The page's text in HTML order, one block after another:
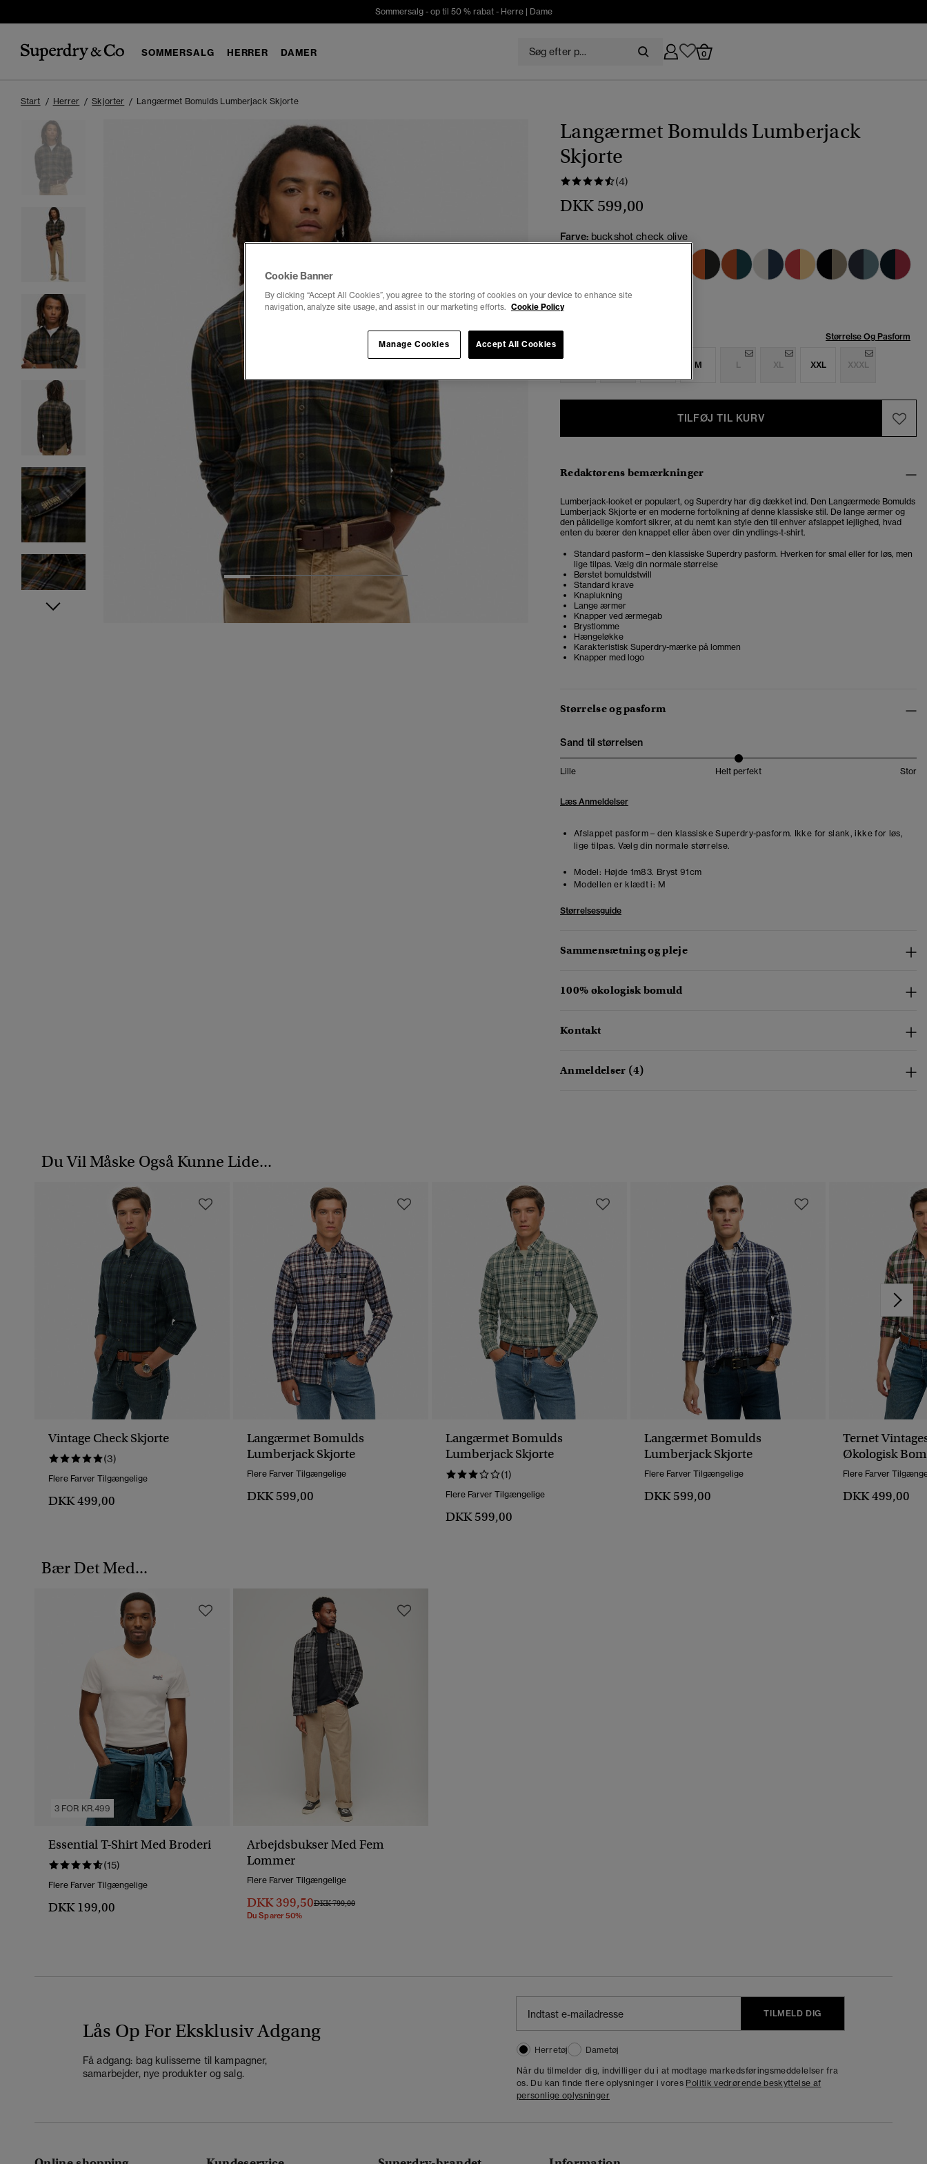
Sommersalg - op til 50 % rabat - Herre| Dame
SOMMERSALG HERRER DAMER 0
Start Herrer Skjorter Langærmet Bomulds Lumberjack Skjorte
1 2 3
Langærmet Bomulds Lumberjack
Skjorte
(4)
DKK 599,00
Farve: buckshot check olive
valgt
Vælg Størrelse: Størrelse Og Pasform
M L XL XXL XXXL
TILFØJ TIL KURV
Redaktørens bemærkninger
Lumberjack-looket er populært, og Superdry har dig dækket ind. Den Langærmede Bomulds
Lumberjack Skjorte er en moderne fortolkning af denne klassiske stil. De lange ærmer og
den pålidelige komfort sikrer, at du nemt kan style den til enhver afslappet lejlighed, hvad
enten du bærer den knappet eller åben over din yndlings-t-shirt.
Standard pasform – den klassiske Superdry pasform. Hverken for smal eller for løs, men
lige tilpas. Vælg din normale størrelse
Børstet bomuldstwill
Standard krave
Knaplukning
Lange ærmer
Knapper ved ærmegab
Brystlomme
Hængeløkke
Karakteristisk Superdry-mærke på lommen
Knapper med logo
Størrelse og pasform
Sand til størrelsen
Lille Helt perfekt Stor
Læs Anmeldelser
Afslappet pasform – den klassiske Superdry-pasform. Ikke for slank, ikke for løs,
lige tilpas. Vælg din normale størrelse.
Model: Højde 1m83. Bryst 91cm
Modellen er klædt i: M
Størrelsesguide
Sammensætning og pleje
100% økologisk bomuld
Kontakt
Anmeldelser (4)
Du Vil Måske Også Kunne Lide...
Vintage Check Skjorte
(3)
Flere Farver Tilgængelige
DKK 499,00
Langærmet Bomulds
Lumberjack Skjorte
Flere Farver Tilgængelige
DKK 599,00
Langærmet Bomulds
Lumberjack Skjorte
(1)
Flere Farver Tilgængelige
DKK 599,00
Langærmet Bomulds
Lumberjack Skjorte
Flere Farver Tilgængelige
DKK 599,00
Ternet
Økologisk
Flere Farver
DKK 499,00
Bær Det Med...
3 FOR KR.499
Essential T-Shirt Med Broderi
(15)
Flere Farver Tilgængelige
DKK 199,00
Arbejdsbukser Med Fem
Lommer
Flere Farver Tilgængelige
DKK 399,50Pris Nedsat Fra
DKK 799,00Til
Du Sparer 50%
Lås Op For Eksklusiv Adgang
Få adgang: bag kulisserne til kampagner,
samarbejder, nye produkter og salg.
TILMELD DIG
Herretøj
Dametøj
Når du tilmelder dig, indvilliger du i at modtage markedsføringsmeddelelser fra
os. Du kan finde flere oplysninger i vores Politik vedrørende beskyttelse af
personlige oplysninger
Cookie Banner
By clicking “Accept All Cookies”, you agree to the storing of cookies on your device to enhance site
navigation, analyze site usage, and assist in our marketing efforts. Cookie Policy
Accept All Cookies
Manage Cookies